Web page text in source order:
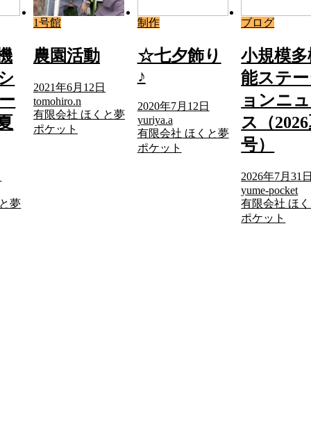
夢
1号館
農園活動
2021年6月12日
tomohiro.n
有限会社 ほくと夢
ポケット
制作
☆七夕飾り
♪
2020年7月12日
yuriya.a
有限会社 ほくと夢
ポケット
ブログ
小規模
能ステ
ョンニ
ス（
号）
2026年7月31
yume-pocket
有限会社 ほ
ポケット